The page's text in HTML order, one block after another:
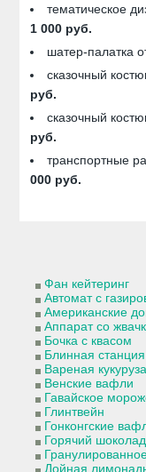
тематическое
1 000 руб.
шатер-палатка
сказочный
руб.
сказочный
руб.
транспортные
000 руб.
Фан кейтеринг
Автомат с
Американские
Аппарат со
Бочка с квасом
Блинная станция
Вареная кукуруза
Венские вафли
Гавайское
Глинтвейн
Гонконгские
Горячий шоколад
Дойная